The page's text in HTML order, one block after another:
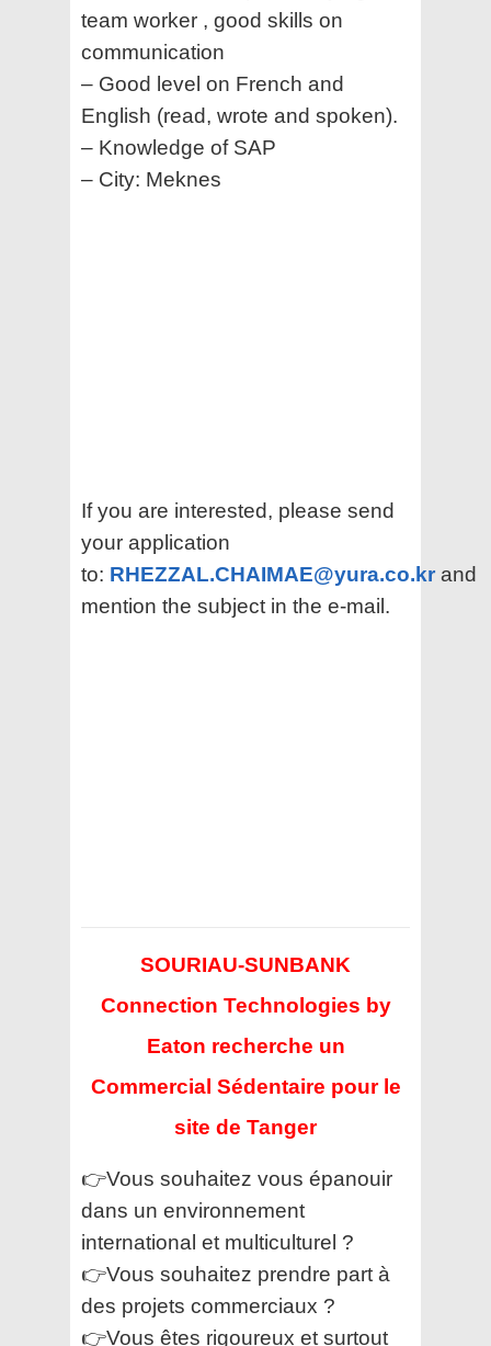
team worker , good skills on
communication
– Good level on French and
English (read, wrote and spoken).
– Knowledge of SAP
– City: Meknes
If you are interested, please send
your application
to: RHEZZAL.CHAIMAE@yura.co.kr and
mention the subject in the e-mail.
SOURIAU-SUNBANK
Connection Technologies by
Eaton recherche un
Commercial Sédentaire pour le
site de Tanger
👉Vous souhaitez vous épanouir
dans un environnement
international et multiculturel ?
👉Vous souhaitez prendre part à
des projets commerciaux ?
👉Vous êtes rigoureux et surtout